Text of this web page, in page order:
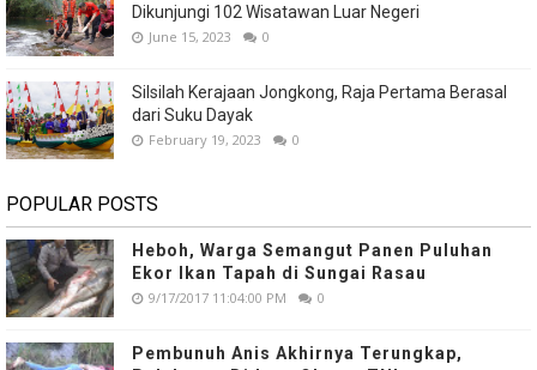
Dikunjungi 102 Wisatawan Luar Negeri
June 15, 2023 0
Silsilah Kerajaan Jongkong, Raja Pertama Berasal
dari Suku Dayak
February 19, 2023 0
POPULAR POSTS
Heboh, Warga Semangut Panen Puluhan
Ekor Ikan Tapah di Sungai Rasau
9/17/2017 11:04:00 PM 0
Pembunuh Anis Akhirnya Terungkap,